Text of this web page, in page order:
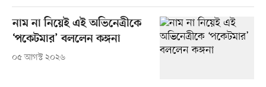
নাম না নিয়েই এই অভিনেত্রীকে
‘পকেটমার’ বললেন কঙ্গনা
০৫ আগস্ট ২০২৬